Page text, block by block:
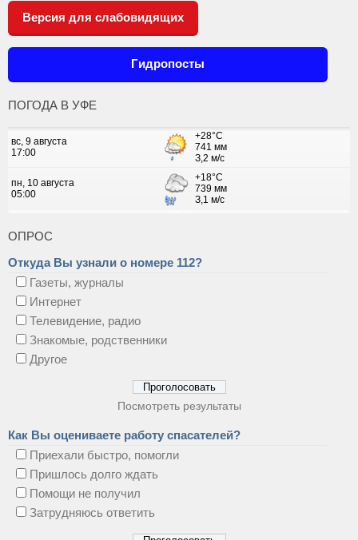
Версия для слабовидящих
Гидропосты
ПОГОДА В УФЕ
ОПРОС
Откуда Вы узнали о номере 112?
Газеты, журналы
Интернет
Телевидение, радио
Знакомые, родственники
Другое
Посмотреть результаты
Как Вы оцениваете работу спасателей?
Приехали быстро, помогли
Пришлось долго ждать
Помощи не получил
Затрудняюсь ответить